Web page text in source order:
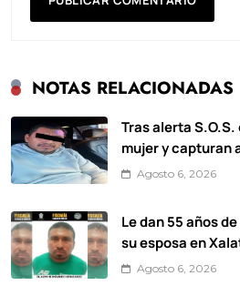
NOTAS RELACIONADAS
Tras alerta
mujer y capturan
Agosto 6, 2026
Le dan 55 años
su esposa en
Agosto 6, 2026